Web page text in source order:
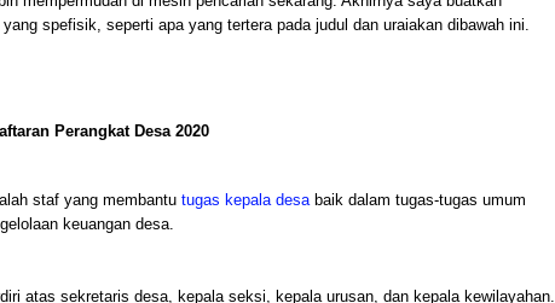
spefisik, seperti apa yang tertera pada judul dan uraiakan dibawah ini.
Perangkat Desa 2020
staf yang membantu tugas kepala desabaik dalam tugas-tugas umum
keuangan desa.
atas sekretaris desa, kepala seksi, kepala urusan, dan kepala kewilayahan.